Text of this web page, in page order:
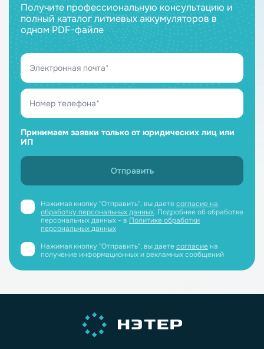
Получите профессиональную консультацию и
полный каталог литиевых аккумуляторов в
одном PDF-файле
Принимаем заявки только от юридических лиц или
ИП
Нажимая кнопку "Отправить", вы даетесогласие на
обработку персональных данных. Подробнее об обработке
персональных данных - в Политике обработки
персональных данных
Нажимая кнопку "Отправить", вы даетесогласиена
получение информационных и рекламных сообщений